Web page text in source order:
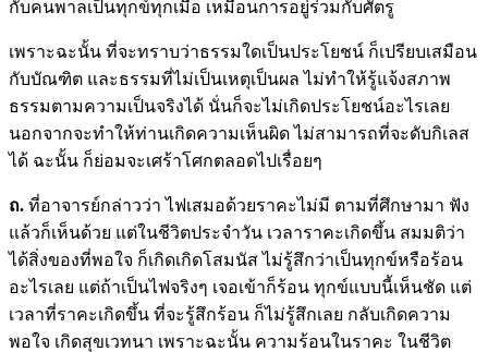
กับคนพาลเป็นทุกข์ทุกเมื่อ เหมือนการอยู่ร่วมกับศัตรู
เพราะฉะนั้น ที่จะทราบว่าธรรมใดเป็นประโยชน์ ก็เปรียบเสมือน
กับบัณฑิต และธรรมที่ไม่เป็นเหตุเป็นผล ไม่ทำให้รู้แจ้งสภาพ
ธรรมตามความเป็นจริงได้ นั่นก็จะไม่เกิดประโยชน์อะไรเลย
นอกจากจะทำให้ท่านเกิดความเห็นผิด ไม่สามารถที่จะดับกิเลส
ได้ ฉะนั้น ก็ย่อมจะเศร้าโศกตลอดไปเรื่อยๆ
ถ. ที่อาจารย์กล่าวว่า ไฟเสมอด้วยราคะไม่มี ตามที่ศึกษามา ฟัง
แล้วก็เห็นด้วย แต่ในชีวิตประจำวัน เวลาราคะเกิดขึ้น สมมติว่า
ได้สิ่งของที่พอใจ ก็เกิดเกิดโสมนัส ไม่รู้สึกว่าเป็นทุกข์หรือร้อน
อะไรเลย แต่ถ้าเป็นไฟจริงๆ เจอเข้าก็ร้อน ทุกข์แบบนี้เห็นชัด แต่
เวลาที่ราคะเกิดขึ้น ที่จะรู้สึกร้อน ก็ไม่รู้สึกเลย กลับเกิดความ
พอใจ เกิดสุขเวทนา เพราะฉะนั้น ความร้อนในราคะ ในชีวิต